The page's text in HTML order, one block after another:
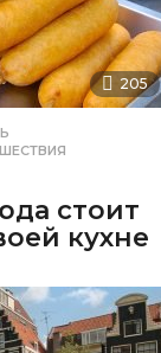
205
стоит
кухне